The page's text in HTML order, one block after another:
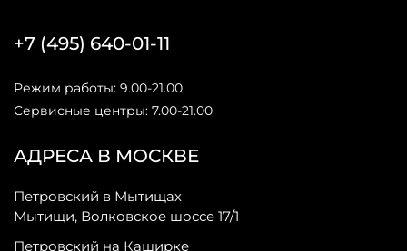
АДРЕСА В МОСКВЕ
Петровский в Мытищах
Мытищи, Волковское шоссе 17/1
Петровский на Каширке
+7 (495) 640-01-11
Режим работы: 9.00-21.00
Сервисные центры: 7.00-21.00